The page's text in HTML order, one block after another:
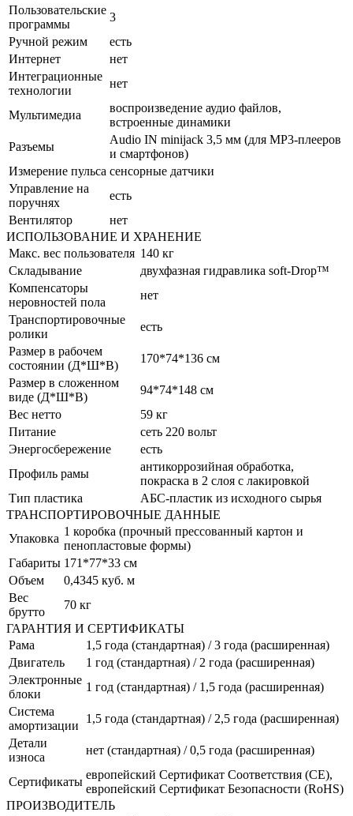
Пользовательские
программы
3
Ручной режим
есть
Интернет
нет
Интеграционные
технологии
нет
Мультимедиа
воспроизведение аудио файлов,
встроенные динамики
Разъемы
Audio IN minijack 3,5 мм (для MP3-плееров
и смартфонов)
Измерение пульса сенсорные датчики
Управление на
поручнях
есть
Вентилятор
нет
ИСПОЛЬЗОВАНИЕ И ХРАНЕНИЕ
Макс. вес пользователя 140 кг
Складывание
двухфазная гидравлика soft-Drop™
Компенсаторы
неровностей пола
нет
Транспортировочные
ролики
есть
Размер в рабочем
состоянии (Д*Ш*В)
170*74*136 см
Размер в сложенном
виде (Д*Ш*В)
94*74*148 см
Вес нетто
59 кг
Питание
сеть 220 вольт
Энергосбережение
есть
Профиль рамы
антикоррозийная обработка,
покраска в 2 слоя с лакировкой
Тип пластика
АБС-пластик из исходного сырья
ТРАНСПОРТИРОВОЧНЫЕ ДАННЫЕ
Упаковка
1 коробка (прочный прессованный картон и
пеноплаcтовые формы)
Габариты 171*77*33 см
Объем
0,4345 куб. м
Вес
брутто
70 кг
ГАРАНТИЯ И СЕРТИФИКАТЫ
Рама
1,5 года (стандартная) / 3 года (расширенная)
Двигатель
1 год (стандартная) / 2 года (расширенная)
Электронные
блоки
1 год (стандартная) / 1,5 года (расширенная)
Система
амортизации
1,5 года (стандартная) / 2,5 года (расширенная)
Детали
износа
нет (стандартная) / 0,5 года (расширенная)
Сертификаты
европейский Сертификат Соответствия (CE),
европейский Сертификат Безопасности (RoHS)
ПРОИЗВОДИТЕЛЬ